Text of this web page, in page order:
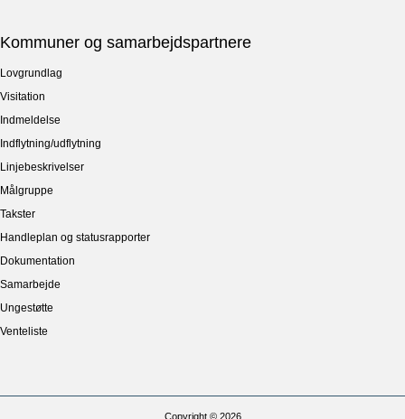
Kommuner og samarbejdspartnere
Lovgrundlag
Visitation
Indmeldelse
Indflytning/udflytning
Linjebeskrivelser
Målgruppe
Takster
Handleplan og statusrapporter
Dokumentation
Samarbejde
Ungestøtte
Venteliste
Copyright © 2026